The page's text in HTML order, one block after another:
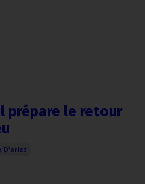
prépare le retour
D'arles